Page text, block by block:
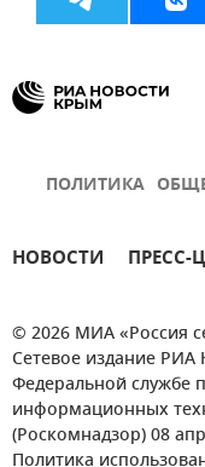
ПОЛИТИКА
НОВОСТИ ПРЕСС-
© 2026 МИА «Россия
Сетевое издание РИА
Федеральной службе
информационных
(Роскомнадзор) 08